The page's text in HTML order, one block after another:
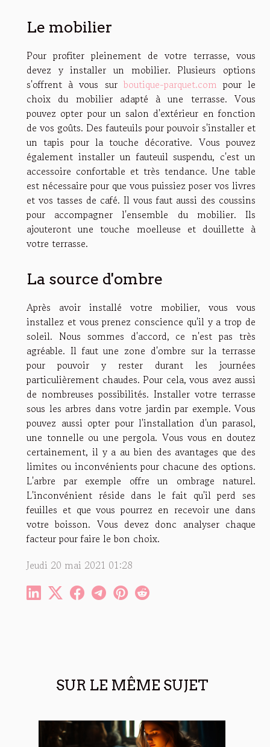
SUR LE MÊME SUJET
Le mobilier
Pour profiter pleinement de votre terrasse, vous
devez y installer un mobilier. Plusieurs options
s'offrent à vous sur boutique-parquet.com pour le
choix du mobilier adapté à une terrasse. Vous
pouvez opter pour un salon d'extérieur en fonction
de vos goûts. Des fauteuils pour pouvoir s'installer et
un tapis pour la touche décorative. Vous pouvez
également installer un fauteuil suspendu, c'est un
accessoire confortable et très tendance. Une table
est nécessaire pour que vous puissiez poser vos livres
et vos tasses de café. Il vous faut aussi des coussins
pour accompagner l'ensemble du mobilier. Ils
ajouteront une touche moelleuse et douillette à
votre terrasse.
La source d'ombre
Après avoir installé votre mobilier, vous vous
installez et vous prenez conscience qu'il y a trop de
soleil. Nous sommes d'accord, ce n'est pas très
agréable. Il faut une zone d'ombre sur la terrasse
pour pouvoir y rester durant les journées
particulièrement chaudes. Pour cela, vous avez aussi
de nombreuses possibilités. Installer votre terrasse
sous les arbres dans votre jardin par exemple. Vous
pouvez aussi opter pour l'installation d'un parasol,
une tonnelle ou une pergola. Vous vous en doutez
certainement, il y a au bien des avantages que des
limites ou inconvénients pour chacune des options.
L'arbre par exemple offre un ombrage naturel.
L'inconvénient réside dans le fait qu'il perd ses
feuilles et que vous pourrez en recevoir une dans
votre boisson. Vous devez donc analyser chaque
facteur pour faire le bon choix.
Jeudi 20 mai 2021 01:28